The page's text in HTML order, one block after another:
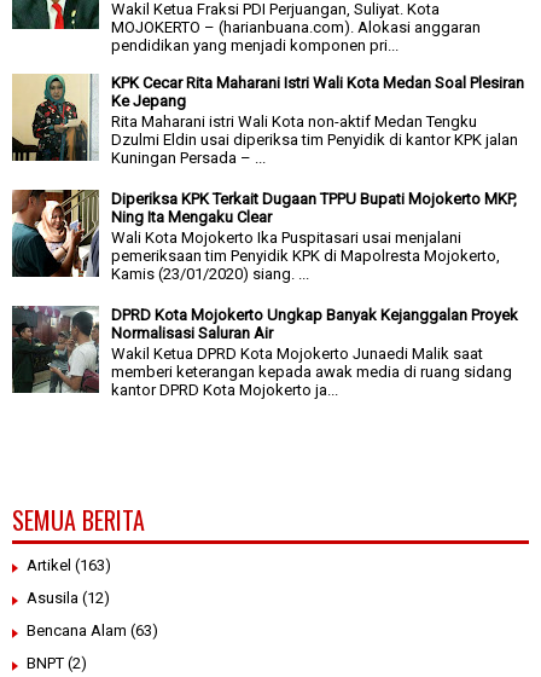
Wakil Ketua Fraksi PDI Perjuangan, Suliyat. Kota
MOJOKERTO – (harianbuana.com). Alokasi anggaran
pendidikan yang menjadi komponen pri...
KPK Cecar Rita Maharani Istri Wali Kota Medan Soal Plesiran
Ke Jepang
Rita Maharani istri Wali Kota non-aktif Medan Tengku
Dzulmi Eldin usai diperiksa tim Penyidik di kantor KPK jalan
Kuningan Persada – ...
Diperiksa KPK Terkait Dugaan TPPU Bupati Mojokerto MKP,
Ning Ita Mengaku Clear
Wali Kota Mojokerto Ika Puspitasari usai menjalani
pemeriksaan tim Penyidik KPK di Mapolresta Mojokerto,
Kamis (23/01/2020) siang. ...
DPRD Kota Mojokerto Ungkap Banyak Kejanggalan Proyek
Normalisasi Saluran Air
Wakil Ketua DPRD Kota Mojokerto Junaedi Malik saat
memberi keterangan kepada awak media di ruang sidang
kantor DPRD Kota Mojokerto ja...
SEMUA BERITA
Artikel (163)
Asusila (12)
Bencana Alam (63)
BNPT (2)